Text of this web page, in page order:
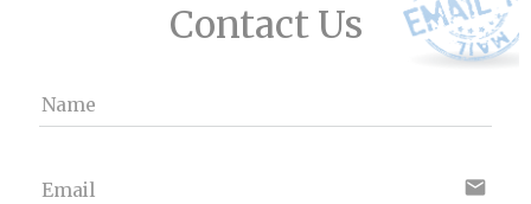
Contact Us
Name
Email email